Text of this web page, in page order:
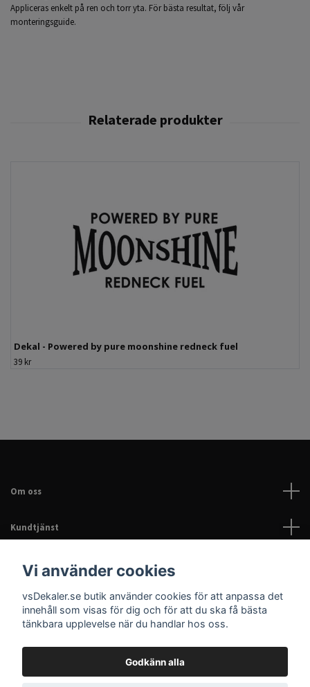
Appliceras enkelt på ren och torr yta. För bästa resultat, följ vår
monteringsguide.
Dekal - Powered by pure moonshine redneck fuel
39 kr
Om oss
Kundtjänst
Läs mer
Sociala medier
Vi använder cookies
vsDekaler.se butik använder cookies för att anpassa det
innehåll som visas för dig och för att du ska få bästa
tänkbara upplevelse när du handlar hos oss.
Godkänn alla